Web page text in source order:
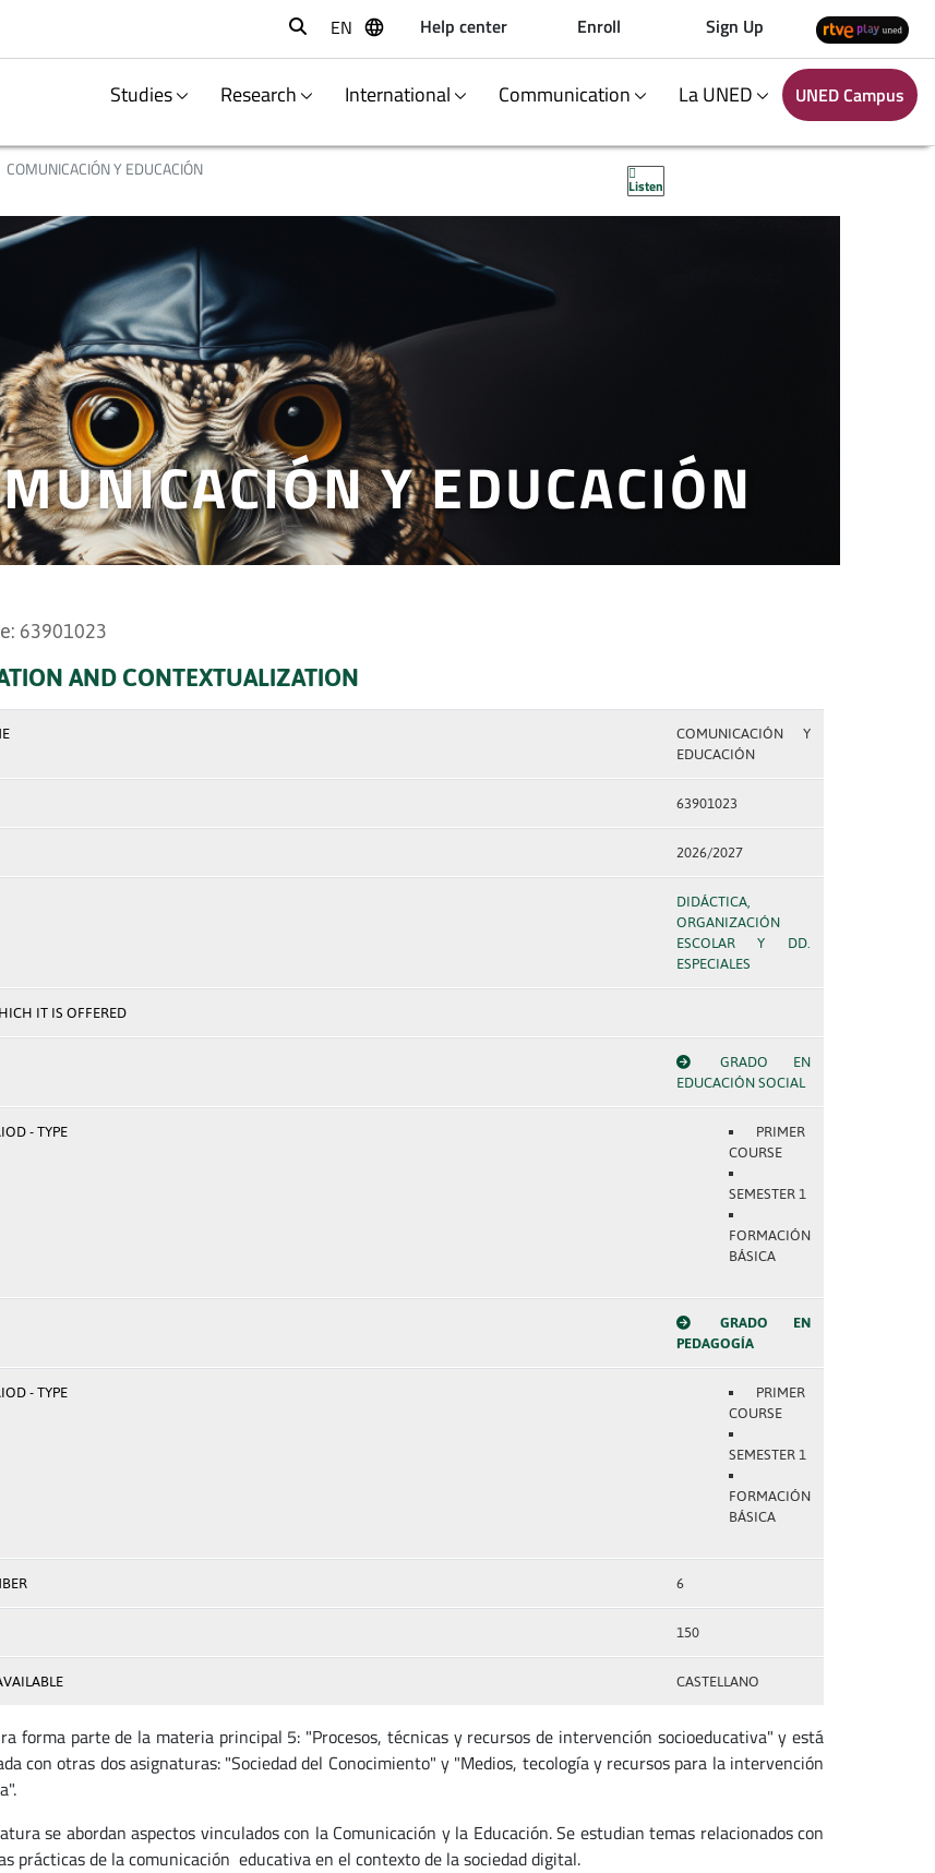
Buscar
EN Help center Enroll Sign Up
Studies Research International Communication La UNED UNED Campus
COMUNICACIÓN Y EDUCACIÓN
Listen
Y EDUCACIÓN
63901023
AND CONTEXTUALIZATION
COMUNICACIÓN Y
EDUCACIÓN
63901023
2026/2027
DIDÁCTICA,
ORGANIZACIÓN
ESCOLAR Y DD.
ESPECIALES
IT IS OFFERED
GRADO EN
EDUCACIÓN SOCIAL
- TYPE
PRIMER
COURSE
SEMESTER 1
FORMACIÓN
BÁSICA
GRADO EN
PEDAGOGÍA
- TYPE
PRIMER
COURSE
SEMESTER 1
FORMACIÓN
BÁSICA
6
150
CASTELLANO
forma parte de la materia principal 5: "Procesos, técnicas y recursos de intervención socioeducativa" y está
con otras dos asignaturas: "Sociedad del Conocimiento" y "Medios, tecología y recursos para la intervención
se abordan aspectos vinculados con la Comunicación y la Educación. Se estudian temas relacionados con
prácticas de la comunicación educativa en el contexto de la sociedad digital.